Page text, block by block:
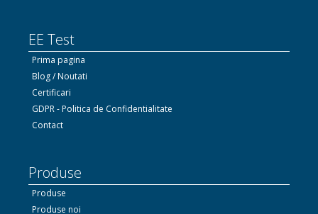
EE Test
Prima pagina
Blog / Noutati
Certificari
GDPR - Politica de Confidentialitate
Contact
Produse
Produse
Produse noi